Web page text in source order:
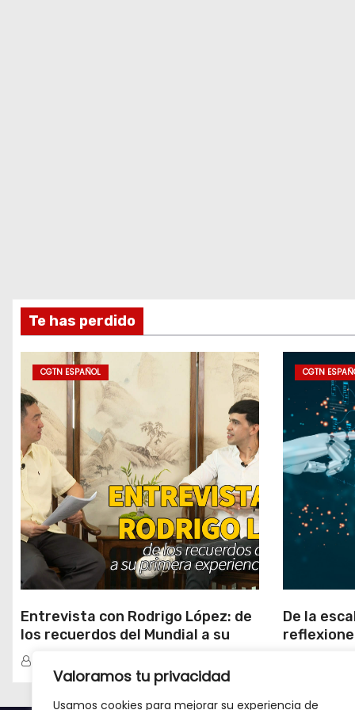
Valoramos tu privacidad
Usamos cookies para mejorar su experiencia de
Te has perdido
CGTN ESPAÑOL
Entrevista con Rodrigo López: de
los recuerdos del Mundial a su
primera experiencia en China
CGTN
De la